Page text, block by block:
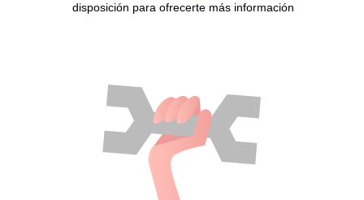
disposición para ofrecerte más información